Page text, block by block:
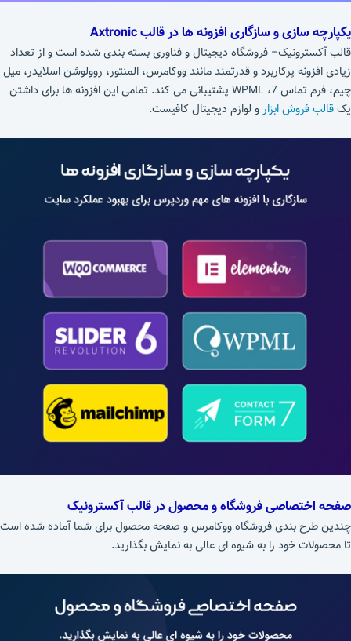
یکپارچه سازی و سازگاری افزونه ها در قالب Axtronic
قالب آکسترونیک– فروشگاه دیجیتال و فناوری بسته بندی شده است و از تعداد
زیادی افزونه پرکاربرد و قدرتمند مانند ووکامرس، المنتور، روولوشن اسلایدر، میل
چیم، فرم تماس 7، WPML پشتیبانی می کند. تمامی این افزونه ها برای داشتن
یکقالب فروش ابزارو لوازم دیجیتال کافیست.
صفحه اختصاصی فروشگاه و محصول درقالب آکسترونیک
چندین طرح بندی فروشگاه ووکامرس و صفحه محصول برای شما آماده شده است
تا محصولات خود را به شیوه ای عالی به نمایش بگذارید.